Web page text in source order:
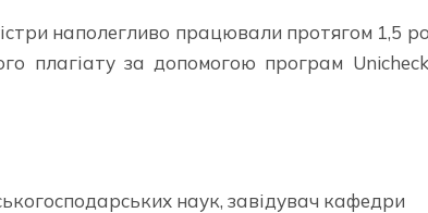
наполегливо працювали протягом 1,5
плагіату за допомогою програм
наук, завідувач кафедри